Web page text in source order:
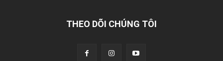
THEO DÕI CHÚNG TÔI